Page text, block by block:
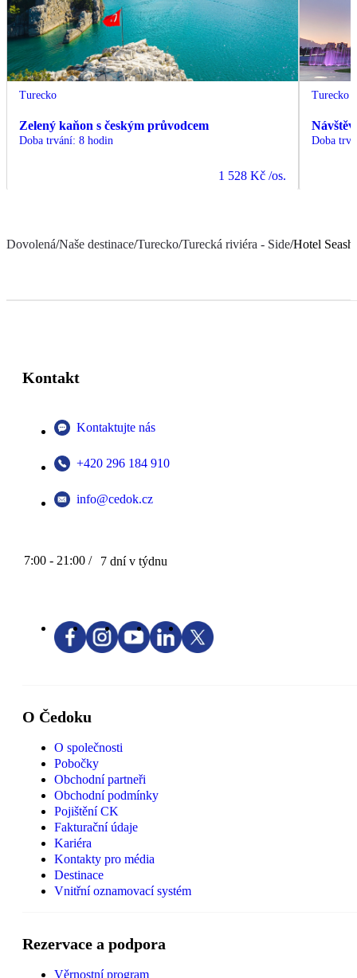
Turecko
Zelený kaňon s českým průvodcem
Doba trvání: 8 hodin
1 528 Kč /os.
Turecko
Doba
Dovolená/Naše destinace/Turecko/Turecká riviéra - Side/Hotel
Kontakt
Kontaktujte nás
+420 296 184 910
info@cedok.cz
7:00 - 21:00 / 7 dní v týdnu
O Čedoku
O společnosti
Pobočky
Obchodní partneři
Obchodní podmínky
Pojištění CK
Fakturační údaje
Kariéra
Kontakty pro média
Destinace
Vnitřní oznamovací systém
Rezervace a podpora
Věrnostní program